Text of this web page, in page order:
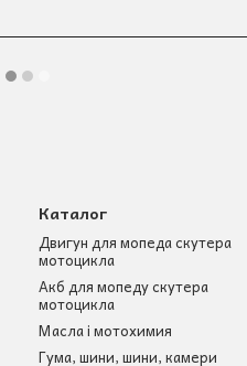
Каталог
Двигун для мопеда скутера
мотоцикла
Акб для мопеду скутера
мотоцикла
Масла і мотохимия
Гума, шини, шини, камери